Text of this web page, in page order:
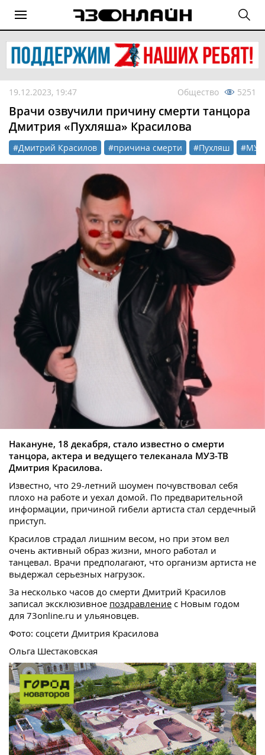
19.12.2023, 19:47 Общество 5251
Врачи озвучили причину смерти танцора
Дмитрия «Пухляша» Красилова
#Дмитрий Красилов #причина смерти #Пухляш
Накануне, 18 декабря, стало известно о смерти
танцора, актера и ведущего телеканала МУЗ-ТВ
Дмитрия Красилова.
Известно, что 29-летний шоумен почувствовал себя
плохо на работе и уехал домой. По предварительной
информации, причиной гибели артиста стал сердечный
приступ.
Красилов страдал лишним весом, но при этом вел
очень активный образ жизни, много работал и
танцевал. Врачи предполагают, что организм артиста не
выдержал серьезных нагрузок.
За несколько часов до смерти Дмитрий Красилов
записал эксклюзивное поздравление с Новым годом
для 73online.ru и ульяновцев.
Фото: соцсети Дмитрия Красилова
Ольга Шестаковская